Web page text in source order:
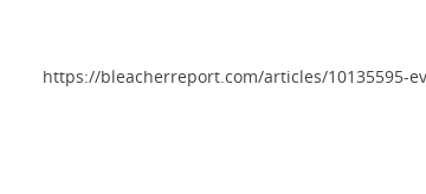
https://bleacherreport.com/articles/10135595-